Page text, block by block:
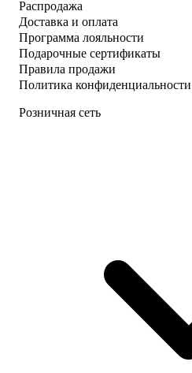
Распродажа
Доставка и оплата
Программа лояльности
Подарочные сертификаты
Правила продажи
Политика конфиденциальности
Розничная сеть